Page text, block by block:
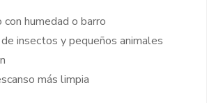
humedad o barro
insectos y pequeños animales
más limpia